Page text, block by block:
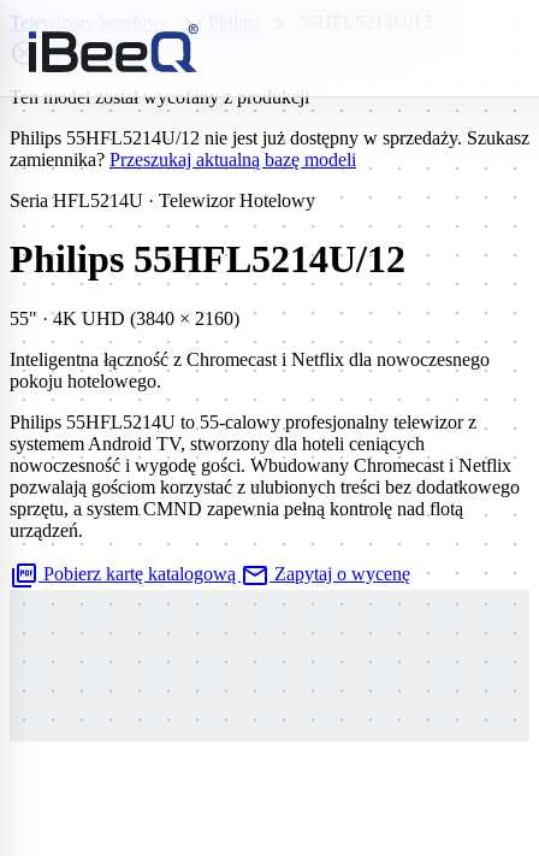
Telewizory hotelowe chevron_right
highlight_off
Ten model został wycofany z produkcji
Philips 55HFL5214U/12 nie jest już dostępny w sprzedaży. Szukasz
zamiennika? Przeszukaj aktualną bazę modeli
Seria HFL5214U · Telewizor Hotelowy
Philips 55HFL5214U/12
55" · 4K UHD (3840 × 2160)
Inteligentna łączność z Chromecast i Netflix dla nowoczesnego
pokoju hotelowego.
Philips 55HFL5214U to 55-calowy profesjonalny telewizor z
systemem Android TV, stworzony dla hoteli ceniących
nowoczesność i wygodę gości. Wbudowany Chromecast i Netflix
pozwalają gościom korzystać z ulubionych treści bez dodatkowego
sprzętu, a system CMND zapewnia pełną kontrolę nad flotą
urządzeń.
picture_as_pdf Pobierz kartę katalogową mail Zapytaj o wycenę